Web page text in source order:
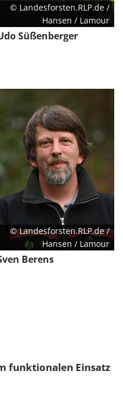
© Landesforsten.RLP.de /
Hansen / Lamour
Süßenberger
© Landesforsten.RLP.de /
Hansen / Lamour
Berens
funktionalen Einsatz